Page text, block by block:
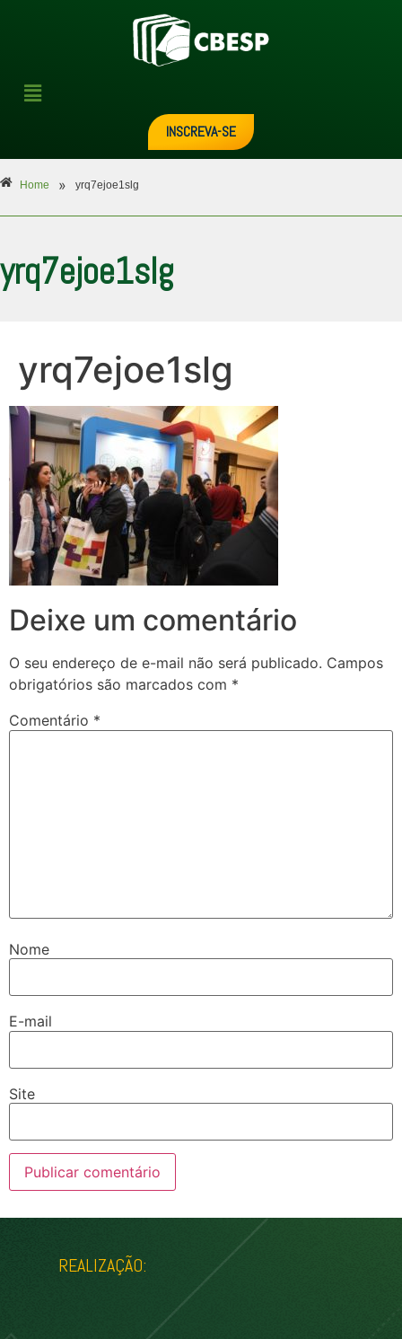
INSCREVA-SE
Home » yrq7ejoe1slg
yrq7ejoe1slg
yrq7ejoe1slg
Deixe um comentário
O seu endereço de e-mail não será publicado. Campos
obrigatórios são marcados com *
Comentário *
Nome
E-mail
Site
REALIZAÇÃO: